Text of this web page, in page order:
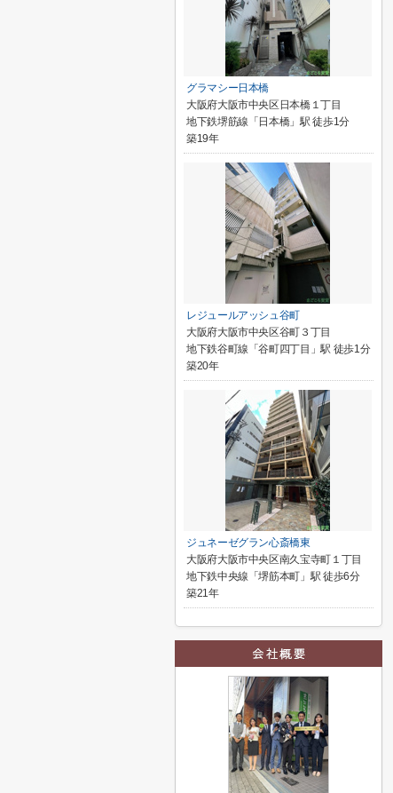
グラマシー日本橋
大阪府大阪市中央区日本橋１丁目
地下鉄堺筋線「日本橋」駅 徒歩1分
築19年
レジュールアッシュ谷町
大阪府大阪市中央区谷町３丁目
地下鉄谷町線「谷町四丁目」駅 徒歩1分
築20年
ジュネーゼグラン心斎橋東
大阪府大阪市中央区南久宝寺町１丁目
地下鉄中央線「堺筋本町」駅 徒歩6分
築21年